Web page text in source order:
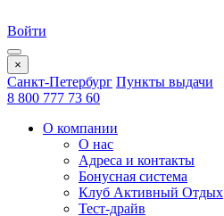
Войти
×
Санкт-Петербург Пункты выдачи
8 800 777 73 60
О компании
О нас
Адреса и контакты
Бонусная система
Клуб Активный Отдых
Тест-драйв